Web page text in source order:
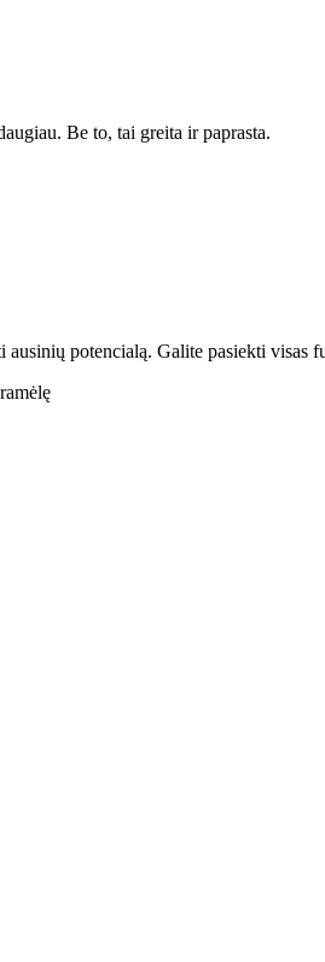
Be to, tai greita ir paprasta.
potencialą. Galite pasiekti